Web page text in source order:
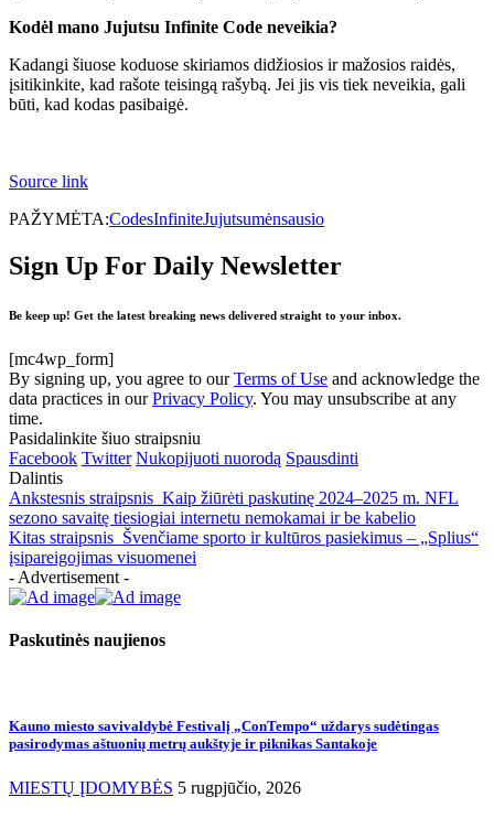
Kodėl mano Jujutsu Infinite Code neveikia?
Kadangi šiuose koduose skiriamos didžiosios ir mažosios raidės,
įsitikinkite, kad rašote teisingą rašybą. Jei jis vis tiek neveikia, gali
būti, kad kodas pasibaigė.
Source link
PAŽYMĖTA:CodesInfiniteJujutsumėnsausio
Sign Up For Daily Newsletter
Be keep up! Get the latest breaking news delivered straight to your inbox.
[mc4wp_form]
By signing up, you agree to ourTerms of Use and acknowledge the
data practices in ourPrivacy Policy. You may unsubscribe at any
time.
Pasidalinkite šiuo straipsniu
Facebook Twitter Nukopijuoti nuorodą Spausdinti
Dalintis
Ankstesnis straipsnis Kaip žiūrėti paskutinę 2024–2025 m. NFL
sezono savaitę tiesiogiai internetu nemokamai ir be kabelio
Kitas straipsnis Švenčiame sporto ir kultūros pasiekimus – „Splius“
įsipareigojimas visuomenei
- Advertisement -
Paskutinės naujienos
Kauno miesto savivaldybė Festivalį „ConTempo“ uždarys sudėtingas
pasirodymas aštuonių metrų aukštyje ir piknikas Santakoje
MIESTŲ ĮDOMYBĖS 5 rugpjūčio, 2026